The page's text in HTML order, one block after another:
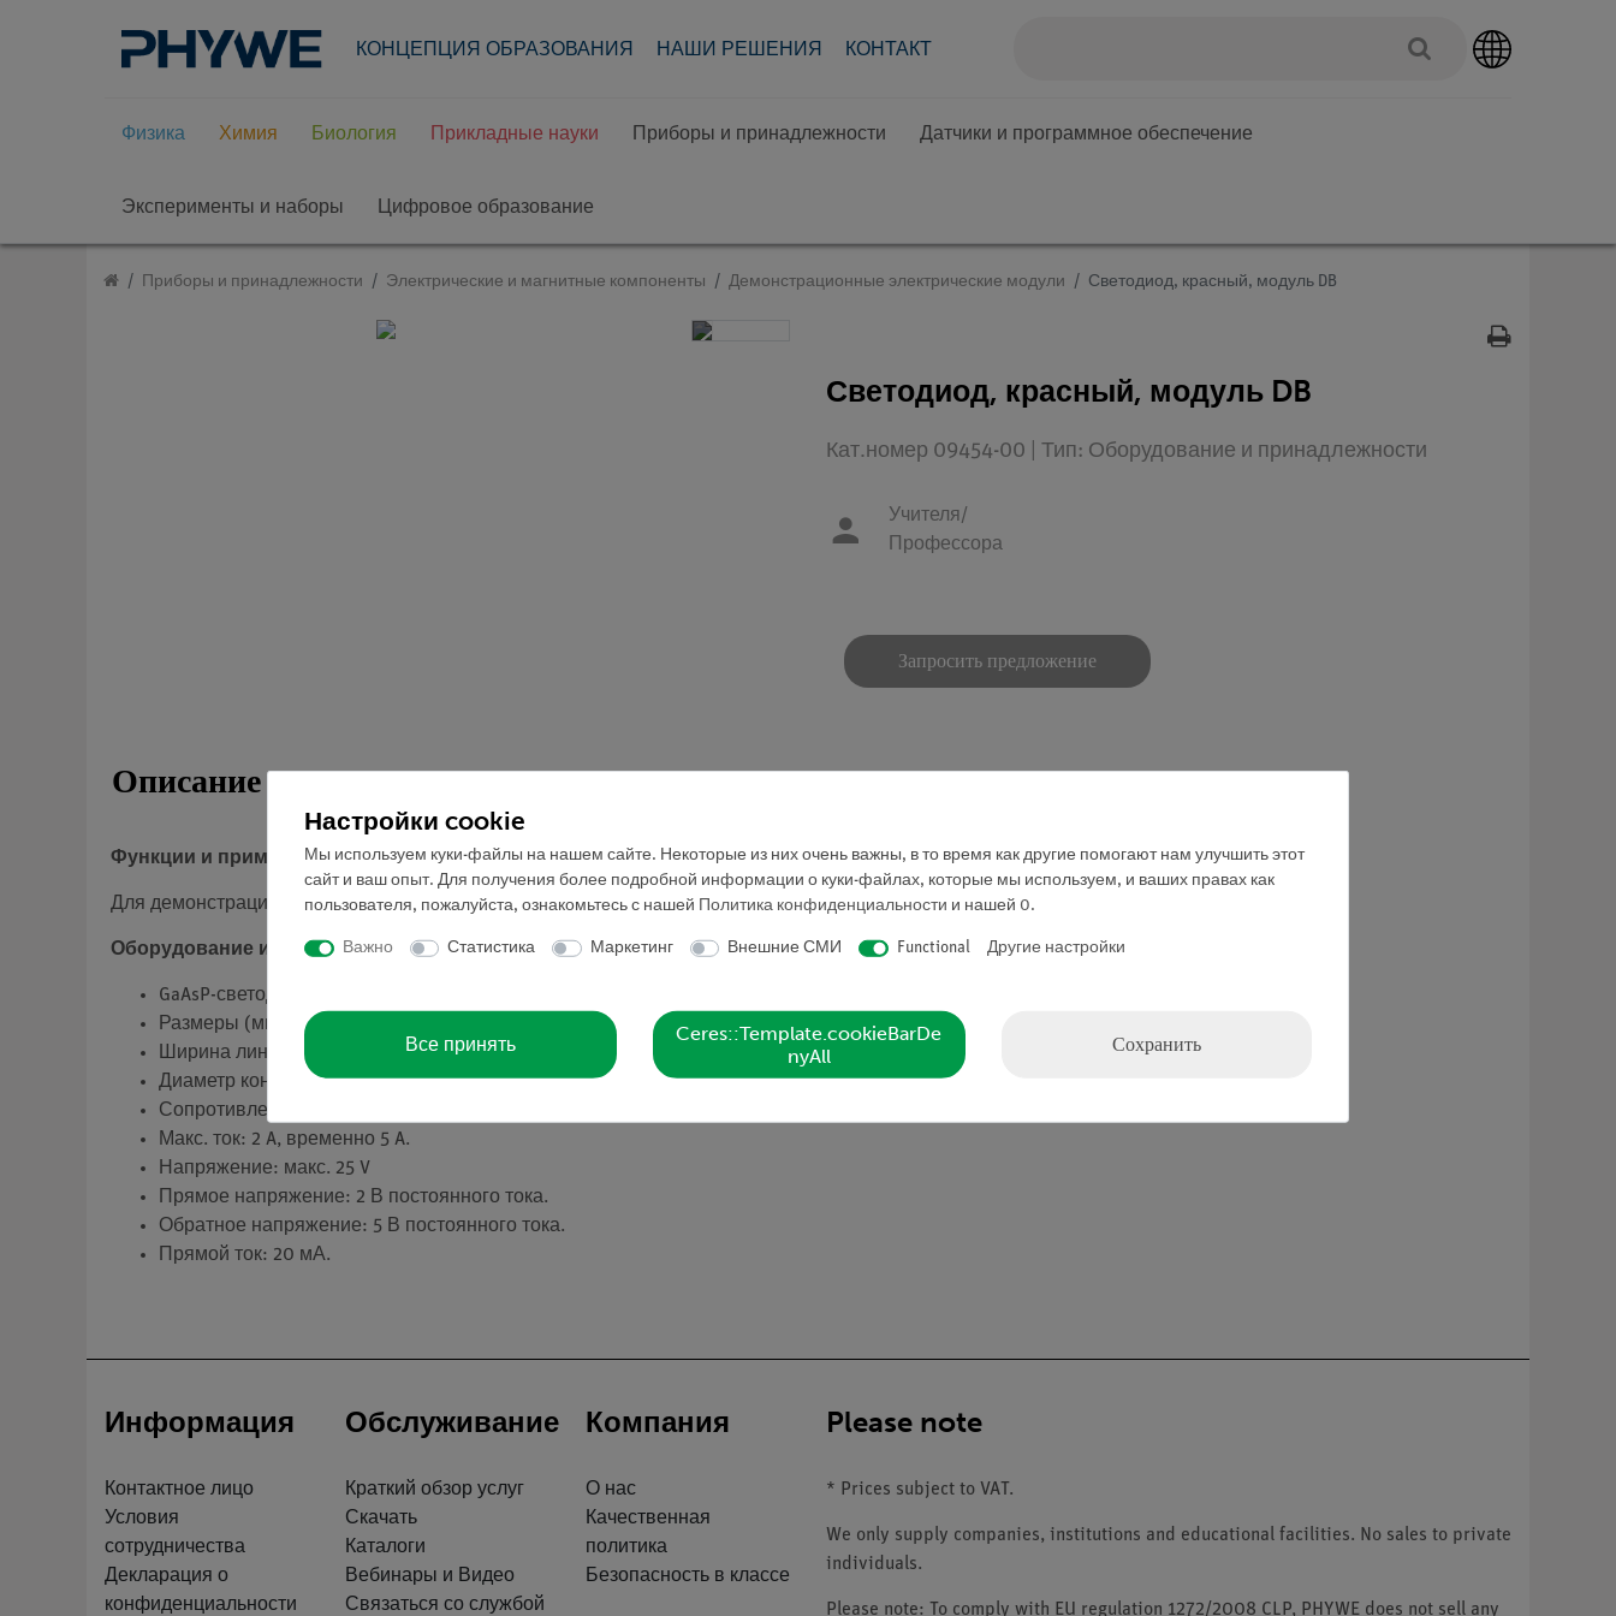
КОНЦЕПЦИЯ ОБРАЗОВАНИЯ НАШИ РЕШЕНИЯ КОНТАКТ
Физика Химия Биология Прикладные науки Приборы и принадлежности Датчики и программное обеспечение
Эксперименты и наборы Цифровое образование
Приборы и принадлежности Электрические и магнитные компоненты Демонстрационные электрические модули Светодиод, красный, модуль DB
Светодиод, красный, модуль DB
Кат.номер 09454-00 | Тип: Оборудование и принадлежности
Учителя/
Профессора
Запросить предложение
Описание
Функции и применение
Для демонстрации экспериментов по электрике.
Оборудование и технические данные
GaAsP-светодиод.
Размеры (мм): 82 x 82.
Ширина линии: 4 мм.
Диаметр контактной площадки: 2 мм.
Сопротивление контакта: около 0,02 Ом.
Макс. ток: 2 A, временно 5 A.
Напряжение: макс. 25 V
Прямое напряжение: 2 В постоянного тока.
Обратное напряжение: 5 В постоянного тока.
Прямой ток: 20 мА.
Информация
Контактное лицо
Условия
сотрудничества
Декларация о
конфиденциальности
Обслуживание
Краткий обзор услуг
Скачать
Каталоги
Вебинары и Видео
Связаться со службой
Компания
О нас
Качественная
политика
Безопасность в классе
Please note
* Prices subject to VAT.
We only supply companies, institutions and educational facilities. No sales to private
individuals.
Please note: To comply with EU regulation 1272/2008 CLP, PHYWE does not sell any
Настройки cookie
Мы используем куки-файлы на нашем сайте. Некоторые из них очень важны, в то время как другие помогают нам улучшить этот
сайт и ваш опыт. Для получения более подробной информации о куки-файлах, которые мы используем, и ваших правах как
пользователя, пожалуйста, ознакомьтесь с нашей
Политика конфиденциальности и нашей 0.
Важно Статистика Маркетинг Внешние СМИ Functional Другие настройки
Все принять
Ceres::Template.cookieBarDe
nyAll
Сохранить